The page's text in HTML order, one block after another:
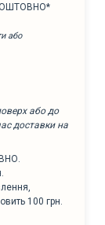
або
або до
доставки на
100 грн.